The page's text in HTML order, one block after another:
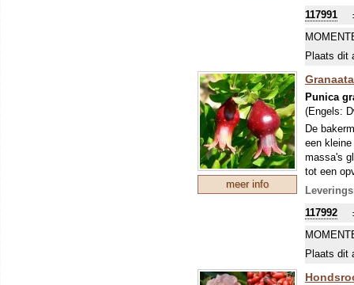
117991
Plaats dit
meer info
Punica
(Engels:
De
een
massa's
tot een
117992
Plaats dit